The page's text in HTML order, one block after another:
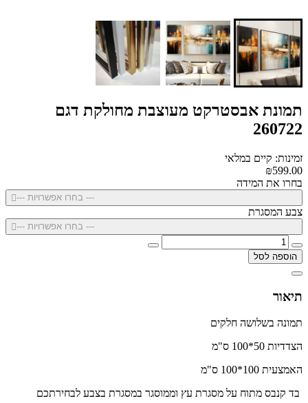
תמונת אבסטרקט מעוצבת מחולקת דגם
260722
זמינות: קיים במלאי
₪599.00
בחרו את המידה
--- בחרו אפשרויות ---
צבע המסגרת
--- בחרו אפשרויות ---
הוספה לסל
תיאור
תמונה בשלושה חלקים
הצדדיות 50*100 ס"מ
האמצעית 100*100 ס"מ
בד קנבס מתוח על מסגרת עץ וממוסגר במסגרת בצבע לבחירתכם